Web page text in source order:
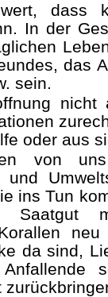
In der
das
sein.
oder aus
von
und
ins Tun
Saat­gut
da sind,